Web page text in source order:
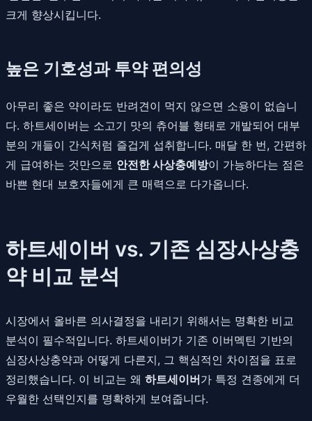
크게 향상시킵니다.
높은 기호성과 투약 편의성
아무리 좋은 약이라도 반려견이 먹지 않으면 소용이 없습니
다. 하트세이버는 소고기 맛의 츄어블 형태로 개발되어 대부
분의 개들이 간식처럼 즐겁게 섭취합니다. 매달 한 번, 간편하
게 급여하는 것만으로 안전한 사상충예방이 가능하다는 점은
바쁜 현대 보호자들에게 큰 매력으로 다가옵니다.
하트세이버 vs. 기존 심장사상충
약 비교 분석
시장에서 올바른 의사결정을 내리기 위해서는 명확한 비교
분석이 필수적입니다. 하트세이버가 기존 이버멕틴 기반의
심장사상충약과 어떻게 다른지, 그 핵심적인 차이점을 표로
정리했습니다. 이 비교는 왜 하트세이버가 특정 견종에게 더
우월한 선택인지를 명확하게 보여줍니다.